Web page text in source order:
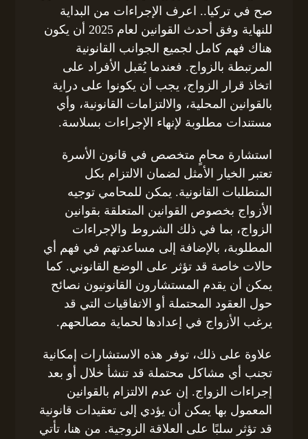
صح في تركيا.. اعرف الإجراءات من البداية
للنهاية وفق أحدث القوانين لعام 2025 أن يكون
هناك فهم كامل لجميع الجوانب القانونية
المرتبطة بالزواج. فعندما يُقبل الأفراد على
اتخاذ قرار الزواج، يجب أن يكونوا على دراية
بالقوانين المحلية، والالتزامات القانونية، وأي
مستندات مطلوبة لإنهاء الإجراءات بسلاسة.
استشارة محامٍ متخصص في قانون الأسرة
تعتبر الخيار الأمثل لضمان الالتزام بكل
المتطلبات القانونية. يمكن للمحامي توجيه
الأزواج بخصوص القوانين المتعلقة بقوانين
الزواج، بما في ذلك الشروط والإجراءات
المطلوبة، بالإضافة إلى مساعدتهم في فهم أي
حالات خاصة قد تؤثر على الوضع القانوني. كما
يمكن أن يقدم المستشارون القانونيون نصائح
حول العقود المحتملة أو الاتفاقيات التي قد
يرغب الأزواج في إعدادها لحماية مصالحهم.
علاوة على ذلك، توفر هذه الاستشارات إمكانية
تجنب أي مشاكل محتملة قد تنشأ خلال أو بعد
إجراءات الزواج. إن عدم الالتزام بالقوانين
المعمول بها يمكن أن يؤدي إلى تعقيدات قانونية
قد تؤثر سلبًا على العلاقة الزوجية. من هنا، تأتي